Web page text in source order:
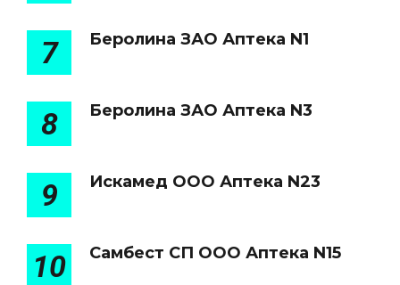
7 Беролина ЗАО Аптека N1
8 Беролина ЗАО Аптека N3
9 Искамед ООО Аптека N23
10 Самбест СП ООО Аптека N15